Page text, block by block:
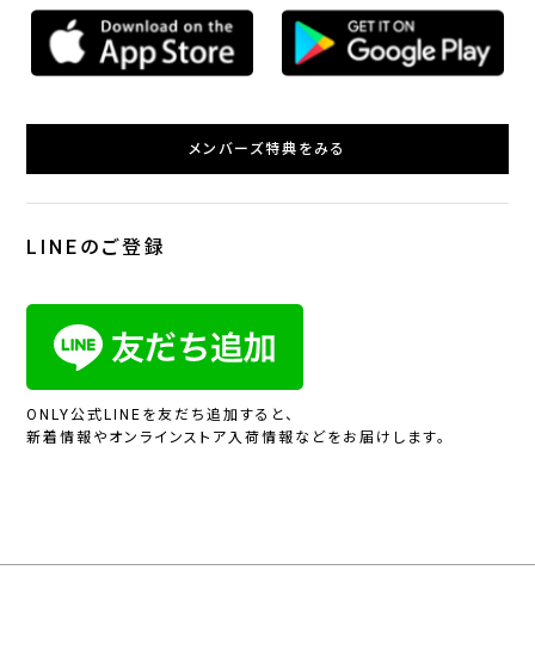
メンバーズ特典をみる
LINEのご登録
ONLY公式LINEを友だち追加すると、
新着情報やオンラインストア入荷情報などをお届けします。